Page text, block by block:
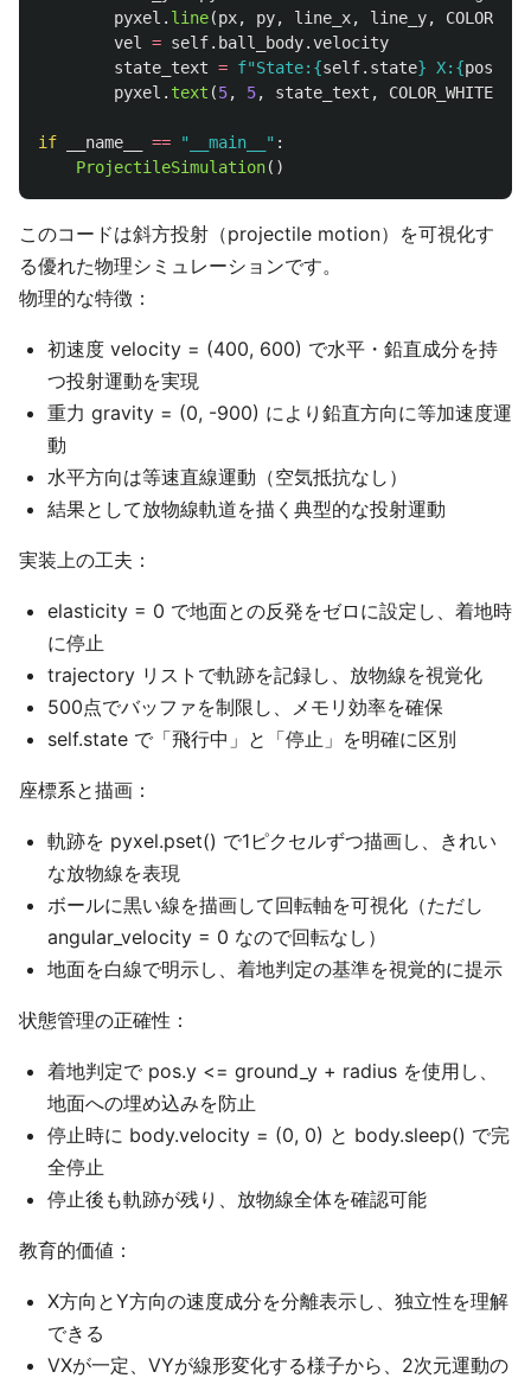
pyxel . line(px, py, line_x, line_y,
vel
= self. ball_body.velocity
state_text = f"State: {self. state} X: {pos
pyxel . text (5, 5, state_text , COLOR_WHITE
if __name__ == " __main__ " :
ProjectileSimulation()
このコードは斜方投射（projectile motion）を可視化す
る優れた物理シミュレーションです。
物理的な特徴：
初速度 velocity = (400, 600) で水平・鉛直成分を持
つ投射運動を実現
重力 gravity = (0, -900) により鉛直方向に等加速度運
動
水平方向は等速直線運動（空気抵抗なし）
結果として放物線軌道を描く典型的な投射運動
実装上の工夫：
elasticity = 0 で地面との反発をゼロに設定し、着地時
に停止
trajectory リストで軌跡を記録し、放物線を視覚化
500点でバッファを制限し、メモリ効率を確保
self.state で「飛行中」と「停止」を明確に区別
座標系と描画：
軌跡を pyxel.pset() で1ピクセルずつ描画し、きれい
な放物線を表現
ボールに黒い線を描画して回転軸を可視化（ただし
angular_velocity = 0 なので回転なし）
地面を白線で明示し、着地判定の基準を視覚的に提示
状態管理の正確性：
着地判定で pos.y <= ground_y + radius を使用し、
地面への埋め込みを防止
停止時に body.velocity = (0, 0) と body.sleep() で完
全停止
停止後も軌跡が残り、放物線全体を確認可能
教育的価値：
X方向とY方向の速度成分を分離表示し、独立性を理解
できる
VXが一定、VYが線形変化する様子から、2次元運動の